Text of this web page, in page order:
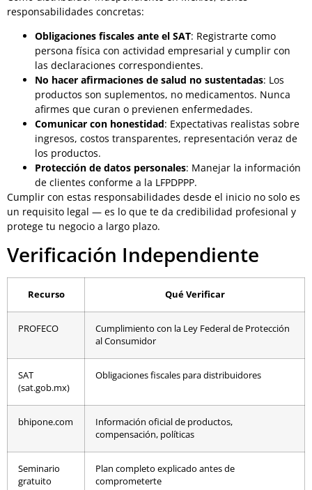
responsabilidades concretas:
Obligaciones fiscales ante el SAT: Registrarte como
persona física con actividad empresarial y cumplir con
las declaraciones correspondientes.
No hacer afirmaciones de salud no sustentadas: Los
productos son suplementos, no medicamentos. Nunca
afirmes que curan o previenen enfermedades.
Comunicar con honestidad: Expectativas realistas sobre
ingresos, costos transparentes, representación veraz de
los productos.
Protección de datos personales: Manejar la información
de clientes conforme a la LFPDPPP.
Cumplir con estas responsabilidades desde el inicio no solo es
un requisito legal — es lo que te da credibilidad profesional y
protege tu negocio a largo plazo.
Verificación Independiente
Recurso Qué Verificar
PROFECO
Cumplimiento con la Ley Federal de Protección
al Consumidor
SAT
(sat.gob.mx)
Obligaciones fiscales para distribuidores
bhipone.com
Información oficial de productos,
compensación, políticas
Seminario
gratuito
Plan completo explicado antes de
comprometerte